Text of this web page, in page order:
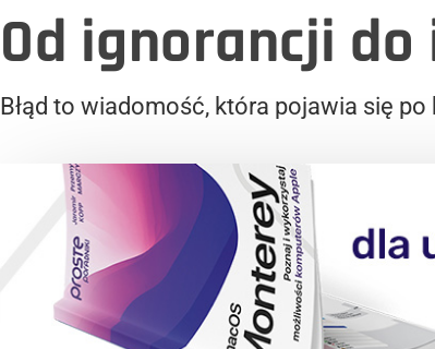
Od ignorancji
Błąd to wiadomość, która pojawia się